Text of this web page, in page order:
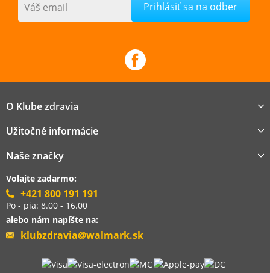
Váš email
O Klube zdravia
Užitočné informácie
Naše značky
Volajte zadarmo:
+421 800 191 191
Po - pia: 8.00 - 16.00
alebo nám napíšte na:
klubzdravia@walmark.sk